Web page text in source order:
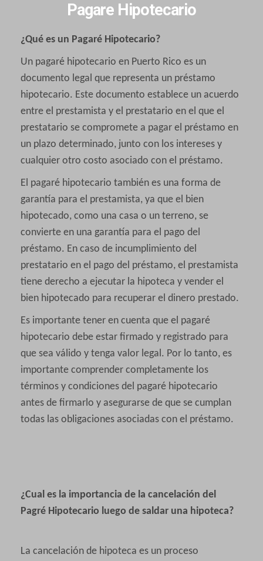
Pagare Hipotecario
¿Qué es un Pagaré Hipotecario?
Un pagaré hipotecario en Puerto Rico es un
documento legal que representa un préstamo
hipotecario. Este documento establece un acuerdo
entre el prestamista y el prestatario en el que el
prestatario se compromete a pagar el préstamo en
un plazo determinado, junto con los intereses y
cualquier otro costo asociado con el préstamo.
El pagaré hipotecario también es una forma de
garantía para el prestamista, ya que el bien
hipotecado, como una casa o un terreno, se
convierte en una garantía para el pago del
préstamo. En caso de incumplimiento del
prestatario en el pago del préstamo, el prestamista
tiene derecho a ejecutar la hipoteca y vender el
bien hipotecado para recuperar el dinero prestado.
Es importante tener en cuenta que el pagaré
hipotecario debe estar firmado y registrado para
que sea válido y tenga valor legal. Por lo tanto, es
importante comprender completamente los
términos y condiciones del pagaré hipotecario
antes de firmarlo y asegurarse de que se cumplan
todas las obligaciones asociadas con el préstamo.
¿Cual es la importancia de la cancelación del
Pagré Hipotecario luego de saldar una hipoteca?
La cancelación de hipoteca es un proceso